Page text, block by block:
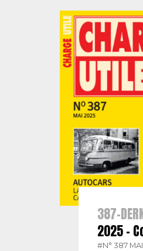
387-
2025 –
#N° 387